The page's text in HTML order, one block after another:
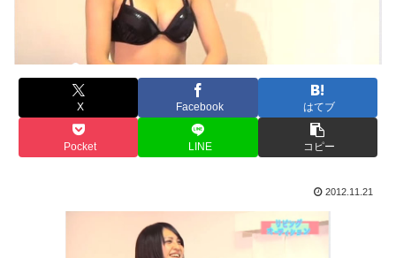
X Facebook はてブ
Pocket LINE コピー
2012.11.21